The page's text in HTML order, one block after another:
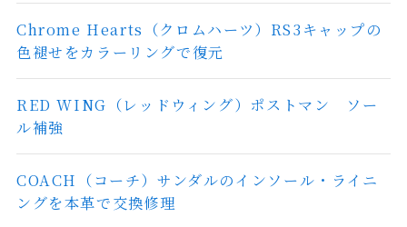
Chrome Hearts（クロムハーツ）RS3キャップの
色褪せをカラーリングで復元
RED WING（レッドウィング）ポストマン ソー
ル補強
COACH（コーチ）サンダルのインソール・ライニ
ングを本革で交換修理